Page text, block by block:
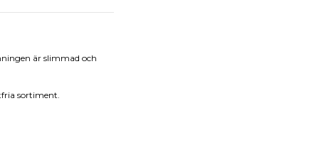
är slimmad och
sortiment.